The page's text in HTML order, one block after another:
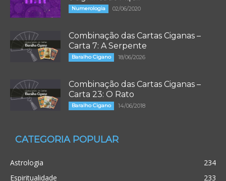
Numerologia 02/06/2020
Combinação das Cartas Ciganas –
Carta 7: A Serpente
Baralho Cigano 18/06/2026
Combinação das Cartas Ciganas –
Carta 23: O Rato
Baralho Cigano 14/06/2018
CATEGORIA POPULAR
Astrologia
234
Espiritualidade
233